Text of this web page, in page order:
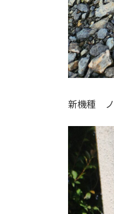
新機種 ノ